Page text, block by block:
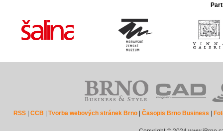
RSS |CCB |Tvorba webových stránek Brno |Časopis Brno Business